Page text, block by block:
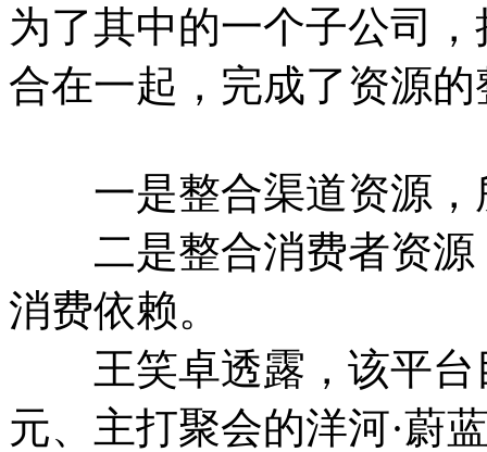
为了其中的一个子公司
合在一起，完成了资源
一是整合渠道资源，
二是整合消费者资源
消费依赖。
王笑卓透露，该平台
元、主打聚会的洋河·蔚